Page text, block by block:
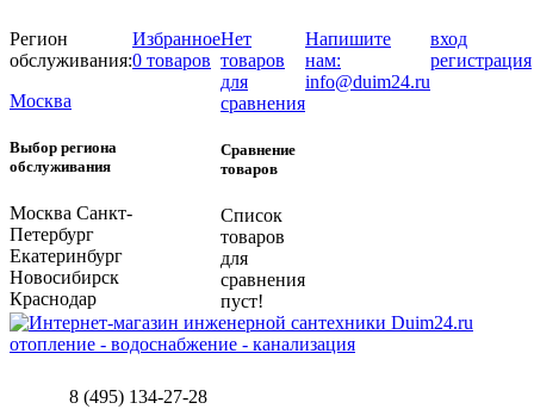
Регион
обслуживания:
Москва
Выбор региона
обслуживания
Москва Санкт-
Петербург
Екатеринбург
Новосибирск
Краснодар
Избранное
0 товаров
Нет
товаров
для
сравнения
Сравнение
товаров
Список
товаров
для
сравнения
пуст!
Напишите
нам:
info@duim24.ru
вход
регистрация
отопление - водоснабжение - канализация
8 (495) 134-27-28